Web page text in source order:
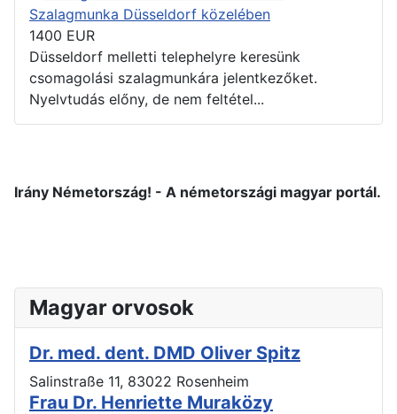
Szalagmunka Düsseldorf közelében
1400 EUR
Düsseldorf melletti telephelyre keresünk
csomagolási szalagmunkára jelentkezőket.
Nyelvtudás előny, de nem feltétel...
Irány Németország! - A németországi magyar portál.
Magyar orvosok
Dr. med. dent. DMD Oliver Spitz
Salinstraße 11, 83022 Rosenheim
Frau Dr. Henriette Muraközy